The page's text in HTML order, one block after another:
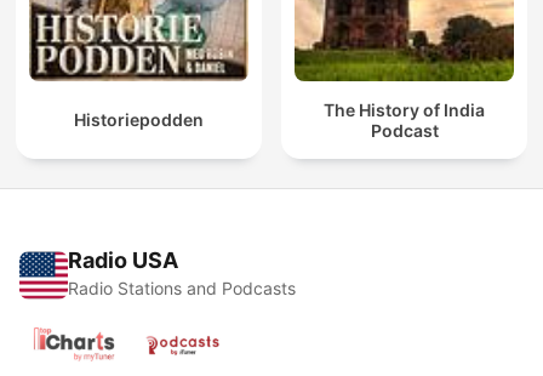
Historiepodden
The History of India
Podcast
Radio USA
Radio Stations and Podcasts